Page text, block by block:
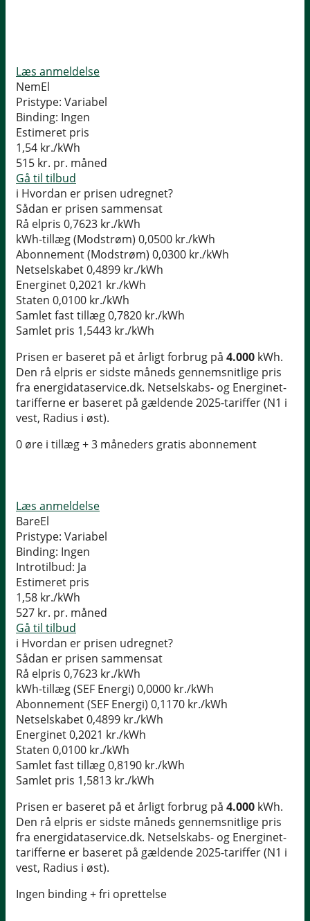
Læs anmeldelse
NemEl
Pristype: Variabel
Binding: Ingen
Estimeret pris
1,54 kr./kWh
515 kr. pr. måned
Gå til tilbud
i Hvordan er prisen udregnet?
Sådan er prisen sammensat
Rå elpris 0,7623 kr./kWh
kWh-tillæg (Modstrøm) 0,0500 kr./kWh
Abonnement (Modstrøm) 0,0300 kr./kWh
Netselskabet0,4899 kr./kWh
Energinet0,2021 kr./kWh
Staten 0,0100 kr./kWh
Samlet fast tillæg0,7820 kr./kWh
Samlet pris 1,5443 kr./kWh
Prisen er baseret på et årligt forbrug på 4.000 kWh.
Den rå elpris er sidste måneds gennemsnitlige pris
fra energidataservice.dk. Netselskabs- og Energinet-
tarifferne er baseret på gældende 2025-tariffer (N1 i
vest, Radius i øst).
0 øre i tillæg + 3 måneders gratis abonnement
Læs anmeldelse
BareEl
Pristype: Variabel
Binding: Ingen
Introtilbud: Ja
Estimeret pris
1,58 kr./kWh
527 kr. pr. måned
Gå til tilbud
i Hvordan er prisen udregnet?
Sådan er prisen sammensat
Rå elpris 0,7623 kr./kWh
kWh-tillæg (SEF Energi) 0,0000 kr./kWh
Abonnement (SEF Energi) 0,1170 kr./kWh
Netselskabet0,4899 kr./kWh
Energinet0,2021 kr./kWh
Staten 0,0100 kr./kWh
Samlet fast tillæg0,8190 kr./kWh
Samlet pris 1,5813 kr./kWh
Prisen er baseret på et årligt forbrug på 4.000 kWh.
Den rå elpris er sidste måneds gennemsnitlige pris
fra energidataservice.dk. Netselskabs- og Energinet-
tarifferne er baseret på gældende 2025-tariffer (N1 i
vest, Radius i øst).
Ingen binding + fri oprettelse